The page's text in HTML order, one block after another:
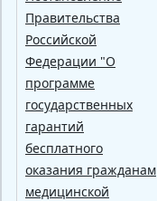
Правительства
Российской
Федерации "О
программе
государственных
гарантий
бесплатного
оказания гражданам
медицинской